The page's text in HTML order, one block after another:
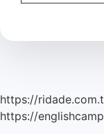
https://
https://